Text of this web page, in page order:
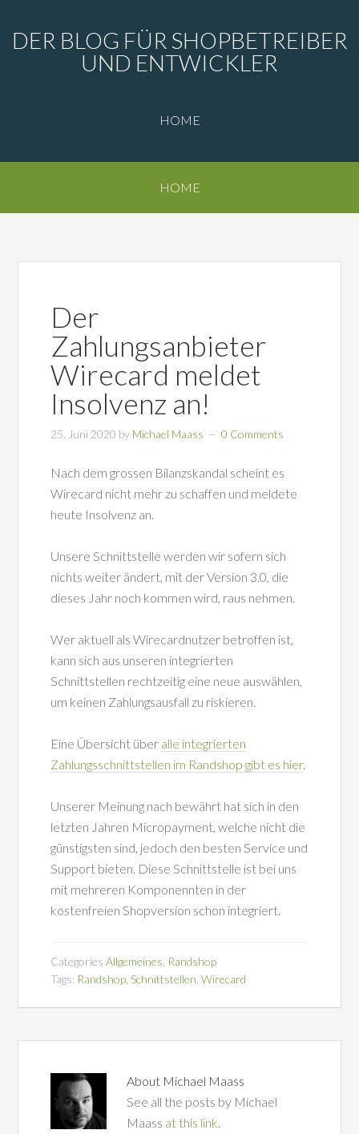
DER BLOG FÜR SHOPBETREIBER
UND ENTWICKLER
HOME
HOME
Der
Zahlungsanbieter
Wirecard meldet
Insolvenz an!
25. Juni 2020 by Michael Maass 0 Comments
Nach dem grossen Bilanzskandal scheint es
Wirecard nicht mehr zu schaffen und meldete
heute Insolvenz an.
Unsere Schnittstelle werden wir sofern sich
nichts weiter ändert, mit der Version 3.0, die
dieses Jahr noch kommen wird, raus nehmen.
Wer aktuell als Wirecardnutzer betroffen ist,
kann sich aus unseren integrierten
Schnittstellen rechtzeitig eine neue auswählen,
um keinen Zahlungsausfall zu riskieren.
Eine Übersicht über alle integrierten
Zahlungsschnittstellen im Randshop gibt es hier.
Unserer Meinung nach bewährt hat sich in den
letzten Jahren Micropayment, welche nicht die
günstigsten sind, jedoch den besten Service und
Support bieten. Diese Schnittstelle ist bei uns
mit mehreren Komponennten in der
kostenfreien Shopversion schon integriert.
CategoriesAllgemeines Randshop
Tags: Randshop Schnittstellen ,Wirecard
About Michael Maass
See all the posts by Michael
Maass at this link.